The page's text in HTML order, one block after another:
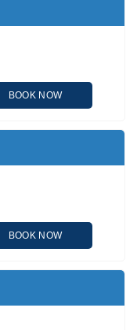
BOOK NOW
BOOK NOW